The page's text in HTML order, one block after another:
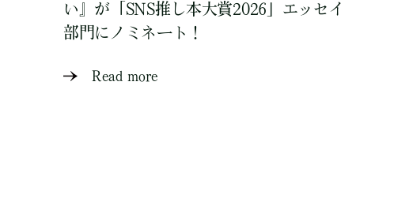
い』が「SNS推し本大賞2026」エッセイ
部門にノミネート！
Read more